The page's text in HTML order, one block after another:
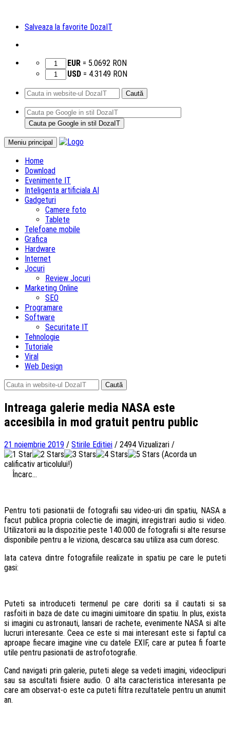
Salveaza la favorite DozaIT
EUR = 5.0692 RON
USD = 4.3149 RON
Caută
după:
Meniu principal
Sari
Home
Download
Evenimente IT
Inteligenta artificiala AI
Gadgeturi
Camere foto
Tablete
Telefoane mobile
Grafica
Hardware
Internet
Jocuri
Review Jocuri
Marketing Online
SEO
Programare
Software
Securitate IT
Tehnologie
Tutoriale
Viral
Web Design
Caută
după:
Intreaga galerie media NASA este
accesibila in mod gratuit pentru public
21 noiembrie 2019 / Stirile Editiei / 2494 Vizualizari /
(Acorda un
calificativ articolului!)
Încarc...
Pentru toti pasionatii de fotografii sau video-uri din spatiu, NASA a
facut publica propria colectie de imagini, inregistrari audio si video.
Utilizatorii au la dispozitie peste 140.000 de fotografii si alte resurse
disponibile pentru a le viziona, descarca sau utiliza asa cum doresc.
Iata cateva dintre fotografiile realizate in spatiu pe care le puteti
gasi:
Puteti sa introduceti termenul pe care doriti sa il cautati si sa
rasfoiti in baza de date cu imagini uimitoare din spatiu. In plus, exista
si imagini cu astronauti, lansari de rachete, evenimente NASA si alte
lucruri interesante. Ceea ce este si mai interesant este si faptul ca
aproape fiecare imagine vine cu datele EXIF, care ar putea fi foarte
utile pentru pasionatii de astrofotografie.
Cand navigati prin galerie, puteti alege sa vedeti imagini, videoclipuri
sau sa ascultati fisiere audio. O alta caracteristica interesanta pe
care am observat-o este ca puteti filtra rezultatele pentru un anumit
an.